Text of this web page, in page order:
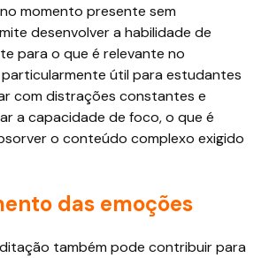
momento presente sem
desenvolver a habilidade de
para o que é relevante no
particularmente útil para estudantes
com distrações constantes e
a capacidade de foco, o que é
o conteúdo complexo exigido
das emoções
também pode contribuir para